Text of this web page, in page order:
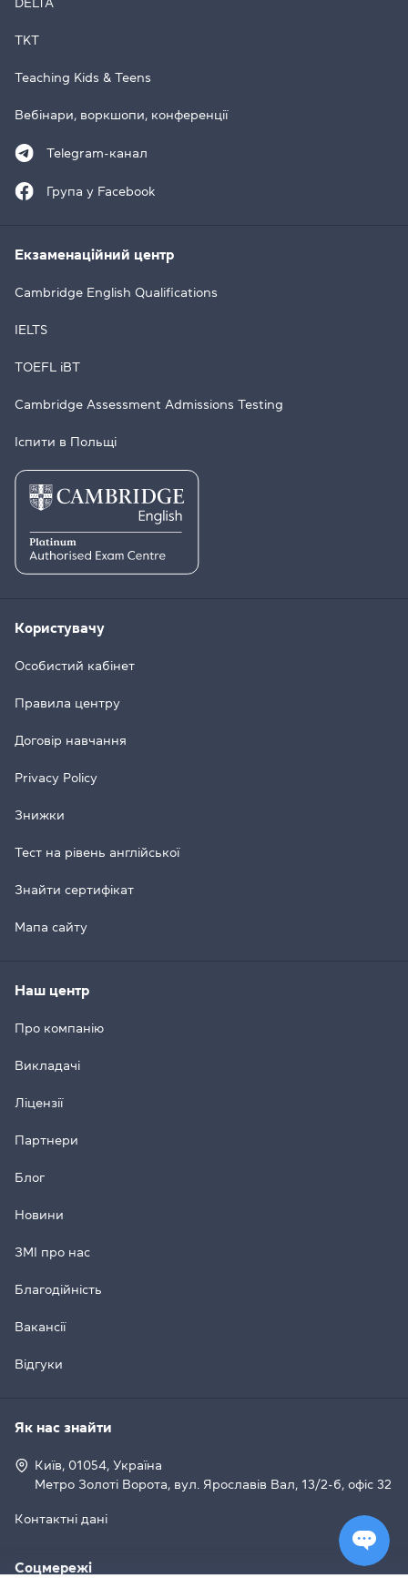
DELTA
TKT
Teaching Kids & Teens
Вебінари, воркшопи, конференції
Telegram-канал
Група у Facebook
Екзаменаційний центр
Cambridge English Qualifications
IELTS
TOEFL iBT
Cambridge Assessment Admissions Testing
Іспити в Польщі
Користувачу
Особистий кабінет
Правила центру
Договір навчання
Privacy Policy
Знижки
Тест на рівень англійської
Знайти сертифікат
Мапа сайту
Наш центр
Про компанію
Викладачі
Ліцензії
Партнери
Блог
Новини
ЗМІ про нас
Благодійність
Вакансії
Відгуки
Як нас знайти
Київ, 01054, Україна
Метро Золоті Ворота, вул. Ярославів Вал, 13/2-б, офіс 32
Контактні дані
Соцмережі